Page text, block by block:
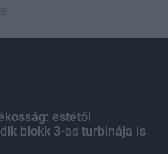
estétől
blokk 3-as turbinája is